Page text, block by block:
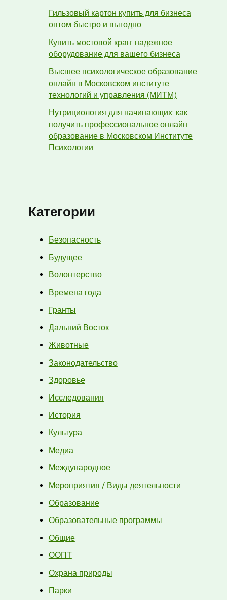
Гильзовый картон купить для бизнеса
оптом быстро и выгодно
Купить мостовой кран: надежное
оборудование для вашего бизнеса
Высшее психологическое образование
онлайн в Московском институте
технологий и управления (МИТМ)
Нутрициология для начинающих: как
получить профессиональное онлайн
образование в Московском Институте
Психологии
Категории
Безопасность
Будущее
Волонтерство
Времена года
Гранты
Дальний Восток
Животные
Законодательство
Здоровье
Исследования
История
Культура
Медиа
Международное
Мероприятия / Виды деятельности
Образование
Образовательные программы
Общие
ООПТ
Охрана природы
Парки